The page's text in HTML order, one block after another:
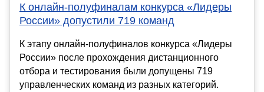
К онлайн-полуфиналам конкурса «Лидеры
России» допустили 719 команд
К этапу онлайн-полуфиналов конкурса «Лидеры
России» после прохождения дистанционного
отбора и тестирования были допущены 719
управленческих команд из разных категорий.